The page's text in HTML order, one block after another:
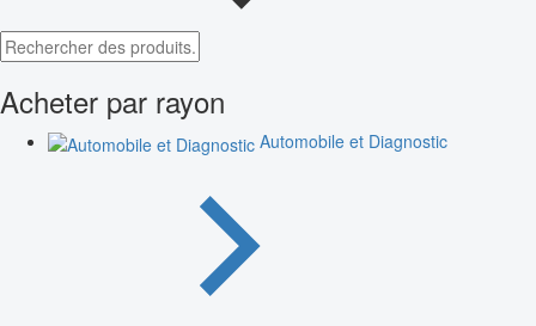
Acheter par rayon
Automobile et Diagnostic